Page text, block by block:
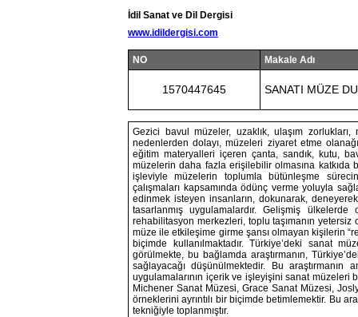
İdil Sanat ve Dil Dergisi
www.idildergisi.com
NO Makale Adı
1570447645 SANATI MÜZE
Gezici bavul müzeler, uzaklık, ulaşım
nedenlerden dolayı, müzeleri ziyaret etme
eğitim materyalleri içeren çanta, sandık, kutu,
müzelerin daha fazla erişilebilir olmasına katkıda
işleviyle müzelerin toplumla bütünleşme
çalışmaları kapsamında ödünç verme yoluyla
edinmek isteyen insanların, dokunarak,
tasarlanmış uygulamalardır. Gelişmiş
rehabilitasyon merkezleri, toplu taşımanın
müze ile etkileşime girme şansı olmayan kişilerin
biçimde kullanılmaktadır. Türkiye’deki sanat
görülmekte, bu bağlamda araştırmanın,
sağlayacağı düşünülmektedir. Bu
uygulamalarının içerik ve işleyişini sanat müzeleri
Michener Sanat Müzesi, Grace Sanat Müzesi,
örneklerini ayrıntılı bir biçimde betimlemektir. Bu
tekniğiyle toplanmıştır.